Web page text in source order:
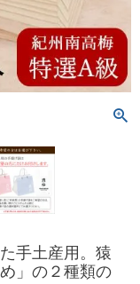
手土産用。猿
」の２種類の